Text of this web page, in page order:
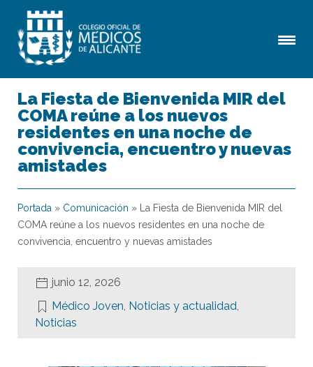
La Fiesta de Bienvenida MIR del
COMA reúne a los nuevos
residentes en una noche de
convivencia, encuentro y nuevas
amistades
Portada » Comunicación »
La Fiesta de Bienvenida MIR del
COMA reúne a los nuevos residentes en una noche de
convivencia, encuentro y nuevas amistades
junio 12, 2026
Médico Joven, Noticias y actualidad,
Noticias